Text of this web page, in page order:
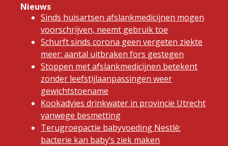
Nieuws
Sinds huisartsen afslankmedicijnen mogen
voorschrijven, neemt gebruik toe
Schurft sinds corona geen vergeten ziekte
meer: aantal uitbraken fors gestegen
Stoppen met afslankmedicijnen betekent
zonder leefstijlaanpassingen weer
gewichtstoename
Kookadvies drinkwater in provincie Utrecht
vanwege besmetting
Terugroepactie babyvoeding Nestlé:
bacterie kan baby’s ziek maken